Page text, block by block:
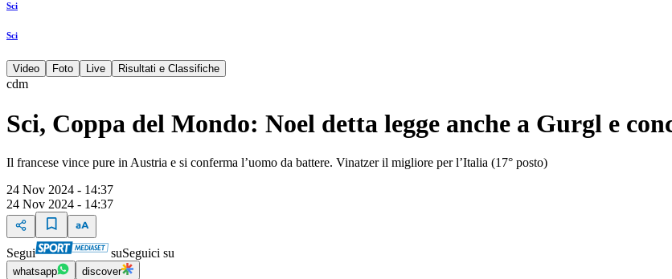
Sci
Sci
Video Foto Live Risultati e Classifiche
cdm
Sci, Coppa del Mondo: Noel detta legge anche a Gurgl e
Il francese vince pure in Austria e si conferma l’uomo da battere. Vinatzer il migliore per l’Italia (17° posto)
24 Nov 2024 - 14:37
24 Nov 2024 - 14:37
Segui suSeguici su
whatsapp discover